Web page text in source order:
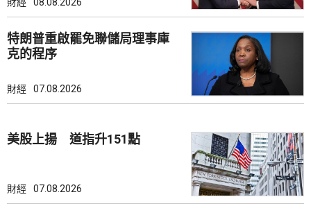
財經 08.08.2026
特朗普重啟罷免聯儲局理事庫
克的程序
財經 07.08.2026
美股上揚 道指升151點
財經 07.08.2026